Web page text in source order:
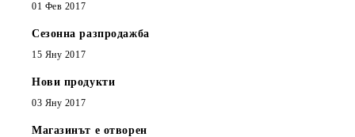
01 Фев 2017
Сезонна разпродажба
15 Яну 2017
Нови продукти
03 Яну 2017
Магазинът е отворен